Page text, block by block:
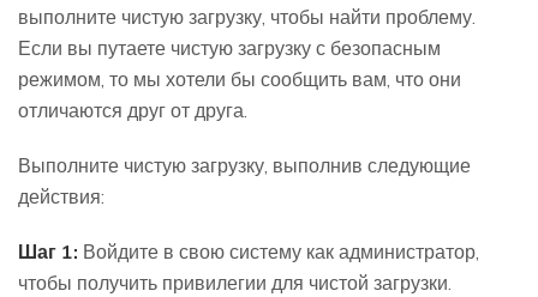
выполните чистую загрузку, чтобы найти проблему.
Если вы путаете чистую загрузку с безопасным
режимом, то мы хотели бы сообщить вам, что они
отличаются друг от друга.
Выполните чистую загрузку, выполнив следующие
действия:
Шаг 1: Войдите в свою систему как администратор,
чтобы получить привилегии для чистой загрузки.